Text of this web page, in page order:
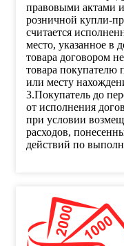
правовыми актами
розничной купли-
считается
место, указанное в
товара договором
товара покупателю
или месту
3.Покупатель до
от исполнения
при условии
расходов,
действий по